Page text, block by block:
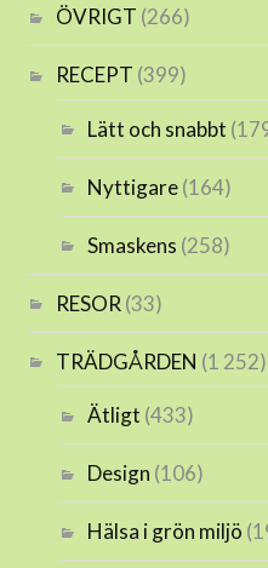
ÖVRIGT (266)
RECEPT (399)
Lätt och snabbt
Nyttigare(164)
Smaskens (258)
RESOR (33)
TRÄDGÅRDEN (1 252)
Ätligt (433)
Design (106)
Hälsa i grön miljö